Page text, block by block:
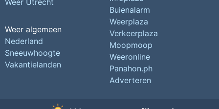
Weer Utrecht
Weer algemeen
Nederland
Sneeuwhoogte
Vakantielanden
Buienalarm
Weerplaza
Verkeerplaza
Moopmoop
Weeronline
Panahon.ph
Adverteren